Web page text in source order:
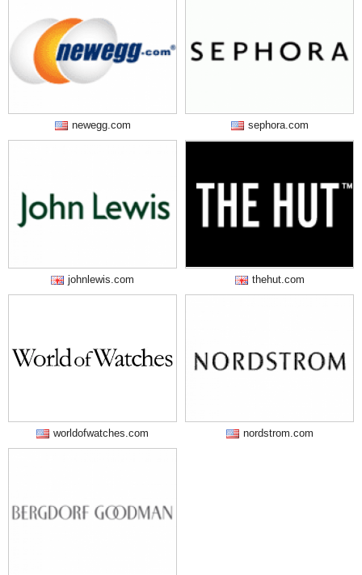
newegg.com sephora.com
johnlewis.com thehut.com
worldofwatches.com nordstrom.com